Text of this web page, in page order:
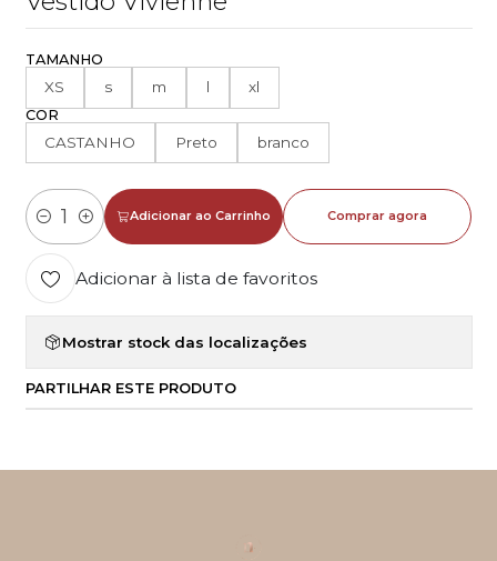
TAMANHO
XS s m l xl
COR
CASTANHO Preto branco
Quantidade
Adicionar ao Carrinho Comprar agora
Adicionar à lista de favoritos
Mostrar stock das localizações
PARTILHAR ESTE PRODUTO